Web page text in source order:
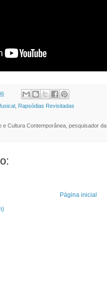
Rapsódias Revisitadas
e Cultura Contemporânea, pesquisador
Página inicial